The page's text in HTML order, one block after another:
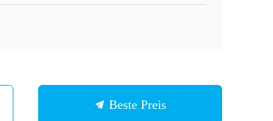
Beste Preis